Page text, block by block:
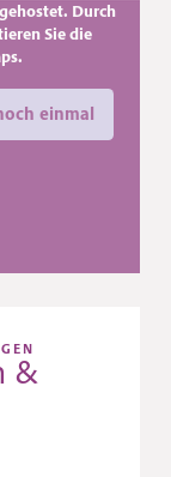
Durch
Sie die
einmal
&